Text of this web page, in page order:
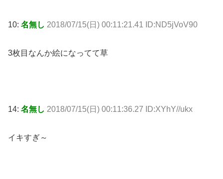
10: 名無し 2018/07/15(日) 00:11:21.41 ID:ND5jVoV90
3枚目なんか絵になってて草
14: 名無し 2018/07/15(日) 00:11:36.27 ID:XYhY//ukx
イキすぎ～